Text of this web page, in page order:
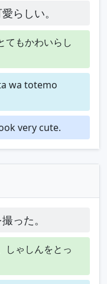
らしい。
てもかわいらし
wa totemo
very cute.
った。
しゃしんをとっ